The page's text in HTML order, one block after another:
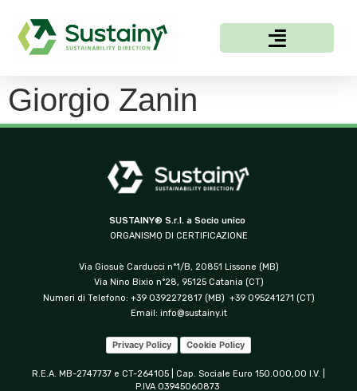
Giorgio Zanin
SUSTAINY® S.r.l. a Socio unico
ORGANISMO DI CERTIFICAZIONE
Via Giosuè Carducci n°1/B, 20851 Lissone (MB)
Via Nino Bixio n°28, 95125 Catania (CT)
Numeri di Telefono: +39 0392272817 (MB) +39 095241271 (CT)
Email: info@sustainy.it
Privacy Policy Cookie Policy
R.E.A. MB-2747737 e CT-264105 | Cap. Sociale Euro 150.000,00 I.V. |
P.IVA 03945060873